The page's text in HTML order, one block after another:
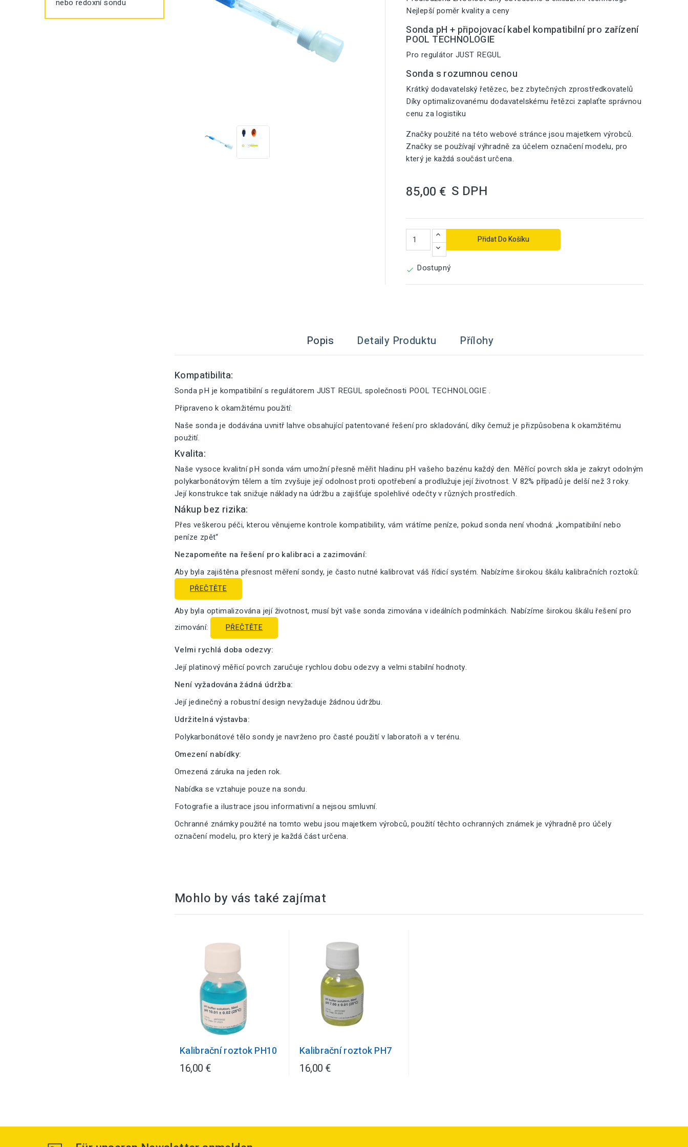
nebo redoxní sondu
Nejlepší poměr kvality a ceny
Sonda pH + připojovací kabel kompatibilní pro zařízení
POOL TECHNOLOGIE
Pro regulátor JUST REGUL
Sonda s rozumnou cenou
Krátký dodavatelský řetězec, bez zbytečných zprostředkovatelů
Díky optimalizovanému dodavatelskému řetězci zaplaťte správnou
cenu za logistiku
Značky použité na této webové stránce jsou majetkem výrobců.
Značky se používají výhradně za účelem označení modelu, pro
který je každá součást určena.
85,00 € S DPH
Přidat Do Košíku
 Dostupný
Popis Detaily Produktu Přílohy
Kompatibilita:
Sonda pH je kompatibilní s regulátorem JUST REGUL společnosti POOL TECHNOLOGIE .
Připraveno k okamžitému použití:
Naše sonda je dodávána uvnitř lahve obsahující patentované řešení pro skladování, díky čemuž je přizpůsobena k okamžitému
použití.
Kvalita:
Naše vysoce kvalitní pH sonda vám umožní přesně měřit hladinu pH vašeho bazénu každý den. Měřící povrch skla je zakryt odolným
polykarbonátovým tělem a tím zvyšuje její odolnost proti opotřebení a prodlužuje její životnost. V 82% případů je delší než 3 roky.
Její konstrukce tak snižuje náklady na údržbu a zajišťuje spolehlivé odečty v různých prostředích.
Nákup bez rizika:
Přes veškerou péči, kterou věnujeme kontrole kompatibility, vám vrátíme peníze, pokud sonda není vhodná: „kompatibilní nebo
peníze zpět“
Nezapomeňte na řešení pro kalibraci a zazimování:
Aby byla zajištěna přesnost měření sondy, je často nutné kalibrovat váš řídicí systém. Nabízíme širokou škálu kalibračních roztoků:
PŘEČTĚTE
Aby byla optimalizována její životnost, musí být vaše sonda zimována v ideálních podmínkách. Nabízíme širokou škálu řešení pro
zimování:
PŘEČTĚTE
Velmi rychlá doba odezvy:
Její platinový měřicí povrch zaručuje rychlou dobu odezvy a velmi stabilní hodnoty.
Není vyžadována žádná údržba:
Její jedinečný a robustní design nevyžaduje žádnou údržbu.
Udržitelná výstavba:
Polykarbonátové tělo sondy je navrženo pro časté použití v laboratoři a v terénu.
Omezení nabídky:
Omezená záruka na jeden rok.
Nabídka se vztahuje pouze na sondu.
Fotografie a ilustrace jsou informativní a nejsou smluvní.
Ochranné známky použité na tomto webu jsou majetkem výrobců, použití těchto ochranných známek je výhradně pro účely
označení modelu, pro který je každá část určena.
Mohlo by vás také zajímat
Kalibrační roztok PH10
16,00 €
Kalibrační roztok PH7
16,00 €